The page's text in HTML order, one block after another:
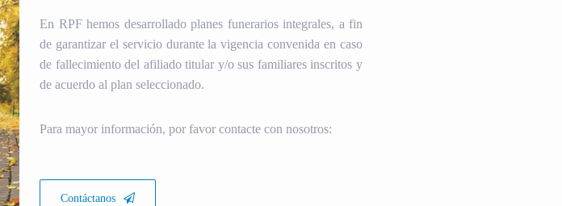
En RPF hemos desarrollado planes funerarios integrales, a fin
de garantizar el servicio durante la vigencia convenida en caso
de fallecimiento del afiliado titular y/o sus familiares inscritos y
de acuerdo al plan seleccionado.
Para mayor información, por favor contacte con nosotros:
Contáctanos